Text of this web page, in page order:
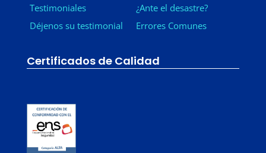
Testimoniales
Déjenos su testimonial
¿Ante el desastre?
Errores Comunes
Certificados de Calidad